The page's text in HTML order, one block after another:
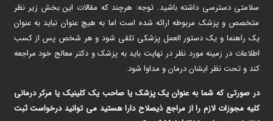
سلامتی دسترسی داشته باشید. توجه: هرچند که مقالات این بخش زیر نظر
متخصص و پزشک مربوطه ارائه شده است اما به هیچ عنوان نباید به عنوان
یک راهنما و یک دستور العمل پزشکی تلقی شود و هر شخص پس از کسب
اطلاعات در زمینه مورد نظر در نهایت باید به پزشک و دکتر معالج خود مراجعه
کند و تحت نظر ایشان درمان و مداوا شود.
در صورتی که شما به عنوان یک پزشک یا صاحب یک کلینیک یا مرکر درمانی
کلیه مجوزات لازم را از مراجع ذیصلاح دارا هستید می توانید درخواست ثبت